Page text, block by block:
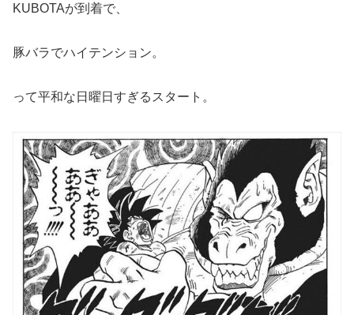
KUBOTAが到着で、
豚バラでハイテンション。
って平和な日曜日すぎるスタート。